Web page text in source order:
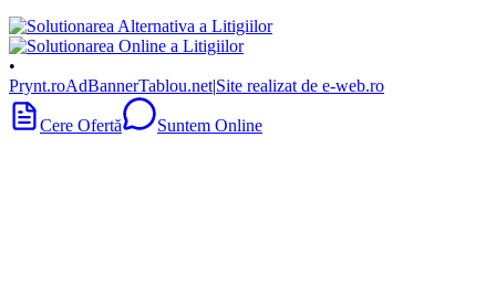
•
Prynt.roAdBannerTablou.net|Site realizat de e-web.ro
Cere Ofertă Suntem Online